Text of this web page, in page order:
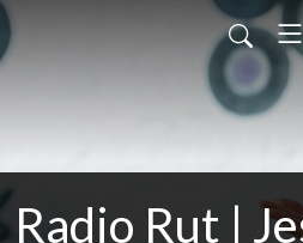
Radio Rut |